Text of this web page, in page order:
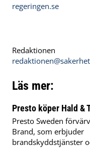
regeringen.se
Redaktionen
Läs mer:
Presto köper Hald &
Presto Sweden
Brand, som erbjuder
brandskyddstjänster